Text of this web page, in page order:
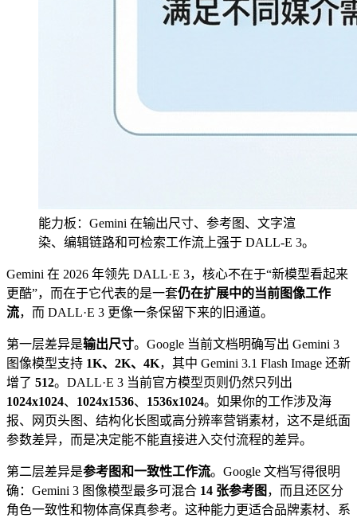
能力板：Gemini 在输出尺寸、参考图、文字渲
染、编辑链路和可检索工作流上强于 DALL-E 3。
Gemini 在 2026 年领先 DALL·E 3，核心不在于“新模型看起来
更酷”，而在于它代表的是一套仍在扩展中的当前图像工作
流，而 DALL·E 3 更像一条保留下来的旧通道。
第一层差异是输出尺寸。Google 当前文档明确写出 Gemini 3
图像模型支持 1K、2K、4K，其中 Gemini 3.1 Flash Image 还新
增了 512。DALL·E 3 当前官方模型页则仍然只列出
1024x1024、 1024x1536、 1536x1024。如果你的工作涉及海
报、网页头图、结构化长图或高分辨率营销素材，这不是纸面
参数差异，而是决定能不能直接进入交付流程的差异。
第二层差异是参考图和一致性工作流。Google 文档写得很明
确：Gemini 3 图像模型最多可混合 14 张参考图 ，而且还区分
角色一致性和物体高保真参考。这种能力更适合品牌素材、系